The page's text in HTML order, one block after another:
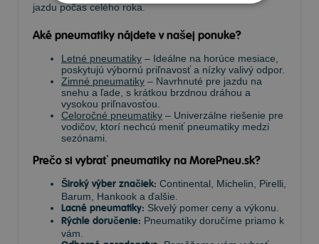
jazdu počas celého roka.
Aké pneumatiky nájdete v našej ponuke?
Letné pneumatiky – Ideálne na horúce mesiace,
poskytujú výbornú priľnavosť a nízky valivý odpor.
Zimné pneumatiky – Navrhnuté pre jazdu na
snehu a ľade, s krátkou brzdnou dráhou a
vysokou priľnavosťou.
Celoročné pneumatiky – Univerzálne riešenie pre
vodičov, ktorí nechcú meniť pneumatiky medzi
sezónami.
Prečo si vybrať pneumatiky na MorePneu.sk?
Široký výber značiek: Continental, Michelin, Pirelli,
Barum, Hankook a ďalšie.
Lacné pneumatiky: Skvelý pomer ceny a výkonu.
Rýchle doručenie: Pneumatiky doručíme priamo k
vám.